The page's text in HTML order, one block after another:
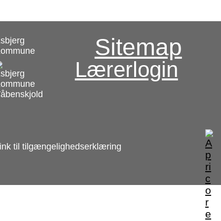
Sitemap
Lærerlogin
til tilgængelighedserklæring